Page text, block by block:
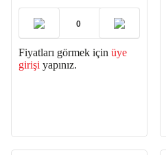
Fiyatları görmek için üye
girişi yapınız.